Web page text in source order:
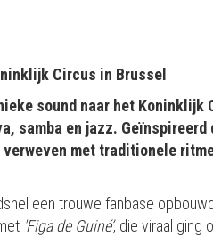
Circus in Brussel
sound naar het Koninklijk
samba en jazz.
met traditionele
een trouwe fanbase
'Figa de Guiné’, die viraal ging